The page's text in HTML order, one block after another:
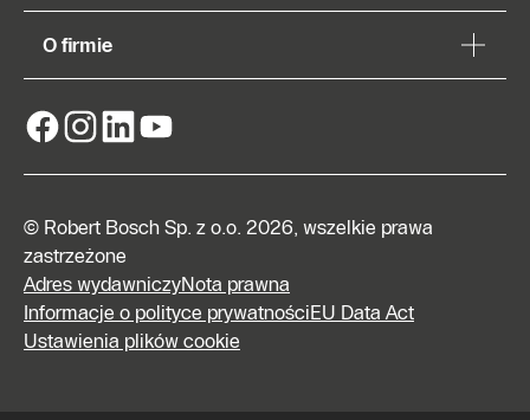
O firmie
© Robert Bosch Sp. z o.o. 2026, wszelkie prawa
zastrzeżone
Adres wydawniczyNota prawna
Informacje o polityce prywatnościEU Data Act
Ustawienia plików cookie